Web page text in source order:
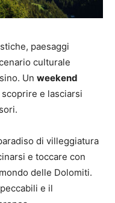
paesaggi
culturale
Un weekend
e lasciarsi
di villeggiatura
e toccare con
delle Dolomiti.
e il